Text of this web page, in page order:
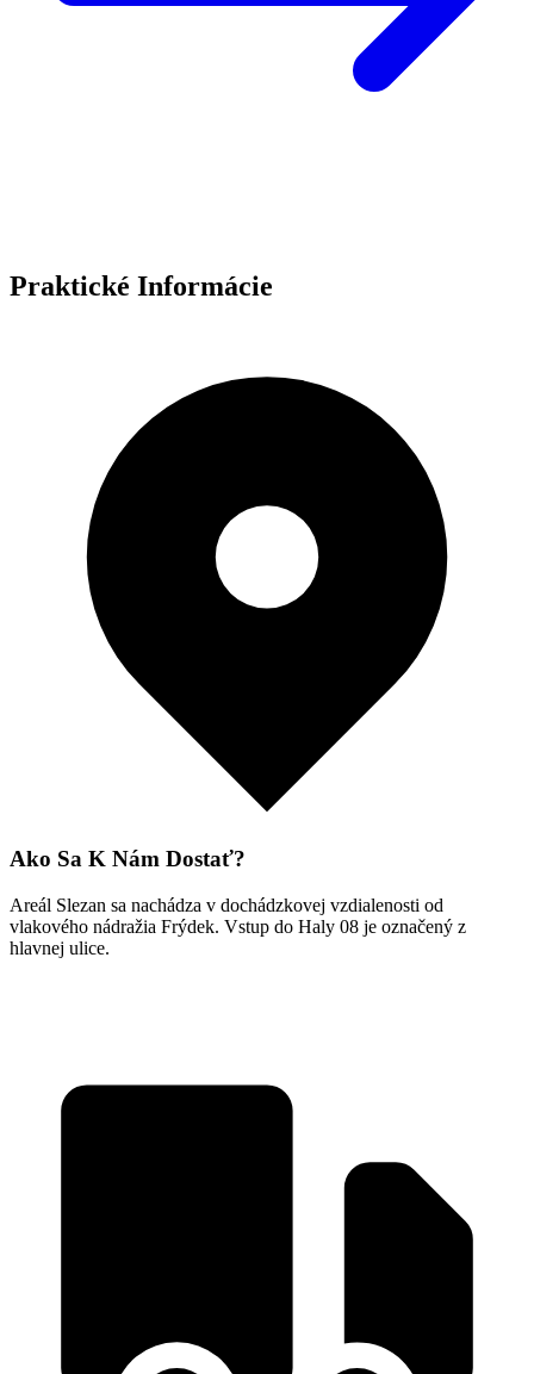
Praktické Informácie
Ako Sa K Nám Dostať?
Areál Slezan sa nachádza v dochádzkovej vzdialenosti od
vlakového nádražia Frýdek. Vstup do Haly 08 je označený z
hlavnej ulice.